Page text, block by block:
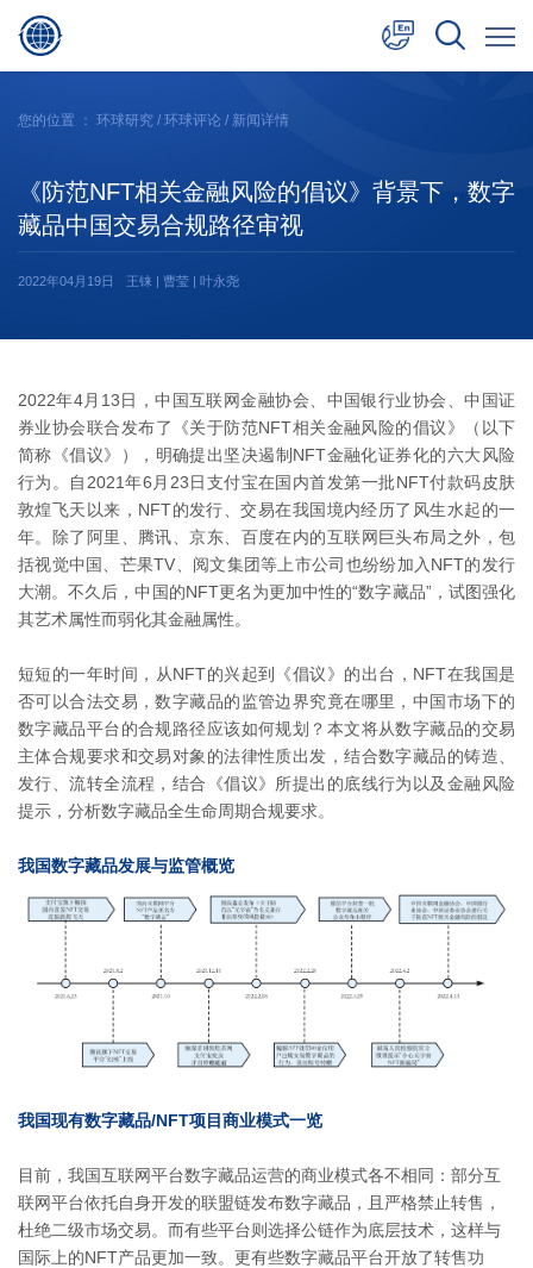
日本語
您的位置 ： 环球研究 / 环球评论 / 新闻详情
《防范NFT相关金融风险的倡议》背景下，数字
藏品中国交易合规路径审视
2022年04月19日 王铼 | 曹莹 | 叶永尧
2022年4月13日，中国互联网金融协会、中国银行业协会、中国证
券业协会联合发布了《关于防范NFT相关金融风险的倡议》（以下
简称《倡议》），明确提出坚决遏制NFT金融化证券化的六大风险
行为。自2021年6月23日支付宝在国内首发第一批NFT付款码皮肤
敦煌飞天以来，NFT的发行、交易在我国境内经历了风生水起的一
年。除了阿里、腾讯、京东、百度在内的互联网巨头布局之外，包
括视觉中国、芒果TV、阅文集团等上市公司也纷纷加入NFT的发行
大潮。不久后，中国的NFT更名为更加中性的“数字藏品”，试图强化
其艺术属性而弱化其金融属性。
短短的一年时间，从NFT的兴起到《倡议》的出台，NFT在我国是
否可以合法交易，数字藏品的监管边界究竟在哪里，中国市场下的
数字藏品平台的合规路径应该如何规划？本文将从数字藏品的交易
主体合规要求和交易对象的法律性质出发，结合数字藏品的铸造、
发行、流转全流程，结合《倡议》所提出的底线行为以及金融风险
提示，分析数字藏品全生命周期合规要求。
我国数字藏品发展与监管概览
我国现有数字藏品/NFT项目商业模式一览
目前，我国互联网平台数字藏品运营的商业模式各不相同：部分互
联网平台依托自身开发的联盟链发布数字藏品，且严格禁止转售，
杜绝二级市场交易。而有些平台则选择公链作为底层技术，这样与
国际上的NFT产品更加一致。更有些数字藏品平台开放了转售功